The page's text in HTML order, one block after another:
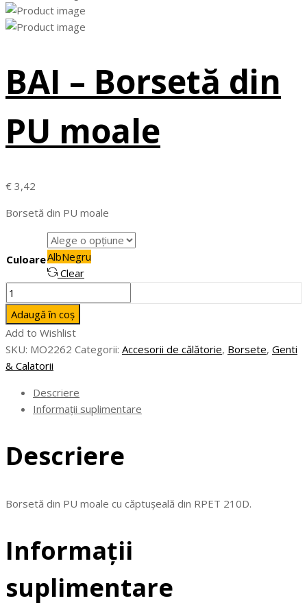
BAI – Borsetă din
PU moale
€ 3,42
Borsetă din PU moale
CuloareAlbNegru
Clear
Cantitate
BAI
-
Borsetă
din
PU
moale
Adaugă în coș
Add to Wishlist
SKU: MO2262 Categorii: Accesorii de călătorie, Borsete, Genti
& Calatorii
Descriere
Informații suplimentare
Descriere
Borsetă din PU moale cu căptușeală din RPET 210D.
Informații
suplimentare